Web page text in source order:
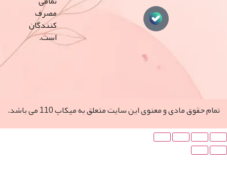
مصرف
کنندگان
است.
و معنوی این سایت متعلق به میکاپ 110 می‌ باشد.